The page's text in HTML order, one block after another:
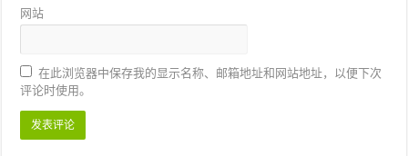
网站
在此浏览器中保存我的显示名称、邮箱地址和网站地址，以便下次
评论时使用。